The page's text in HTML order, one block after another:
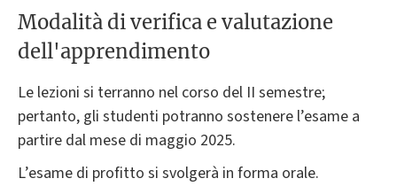
Modalità di verifica e valutazione
dell'apprendimento
Le lezioni si terranno nel corso del II semestre;
pertanto, gli studenti potranno sostenere l’esame a
partire dal mese di maggio 2025.
L’esame di profitto si svolgerà in forma orale.